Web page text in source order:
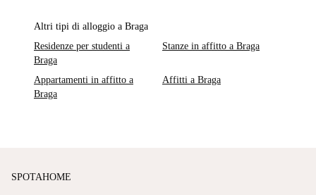
Altri tipi di alloggio a Braga
Residenze per studenti a
Braga
Stanze in affitto a Braga
Appartamenti in affitto a
Braga
Affitti a Braga
SPOTAHOME